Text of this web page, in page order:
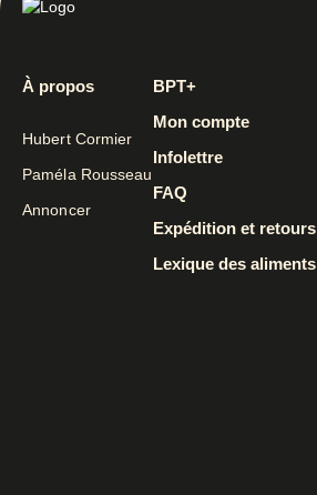
À propos
Hubert Cormier
Paméla Rousseau
Annoncer
BPT+
Mon compte
Infolettre
FAQ
Expédition et retours
Lexique des aliments